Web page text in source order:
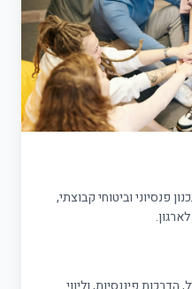
פנסיוני וביטוחי קבוצתי,